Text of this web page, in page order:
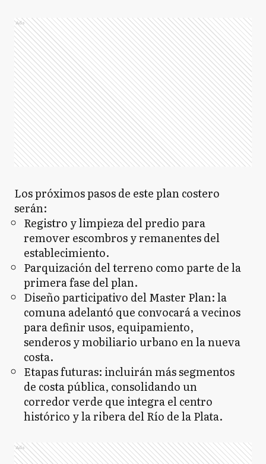
Ads
Los próximos pasos de este plan costero
serán:
Registro y limpieza del predio para
remover escombros y remanentes del
establecimiento.
Parquización del terreno como parte de la
primera fase del plan.
Diseño participativo del Master Plan: la
comuna adelantó que convocará a vecinos
para definir usos, equipamiento,
senderos y mobiliario urbano en la nueva
costa.
Etapas futuras: incluirán más segmentos
de costa pública, consolidando un
corredor verde que integra el centro
histórico y la ribera del Río de la Plata.
Ads